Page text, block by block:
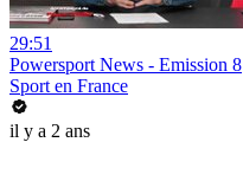
29:51
Powersport News - Emission 8
Sport en France
il y a 2 ans